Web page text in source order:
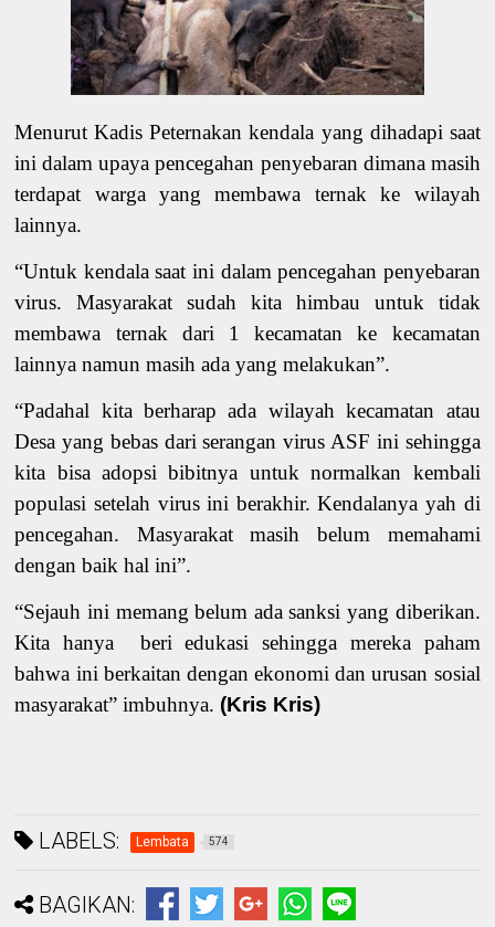
Menurut Kadis Peternakan kendala yang dihadapi saat
ini dalam upaya pencegahan penyebaran dimana masih
terdapat warga yang membawa ternak ke wilayah
lainnya.
“Untuk kendalasaat ini dalam pencegahan penyebaran
virus. Masyarakat sudah kita himbau untuk tidak
membawa ternak dari 1 kecamatan ke kecamatan
lainnya namun masih ada yang melakukan”.
“Padahal kita berharap ada wilayah kecamatan atau
Desa yang bebas dari serangan virus ASF ini sehingga
kita bisa adopsi bibitnya untuk normalkan kembali
populasi setelah virus ini berakhir. Kendalanya yah di
pencegahan. Masyarakat masih belum memahami
dengan baik hal ini”.
“Sejauh ini memang belum ada sanksi yang diberikan.
Kita hanya
beri edukasisehingga mereka paham
bahwa ini berkaitan dengan ekonomi dan urusan sosial
masyarakat” imbuhnya. (Kris Kris)
LABELS: Lembata 574
BAGIKAN: